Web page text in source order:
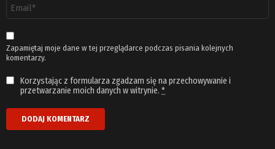
email
*
Zapamiętaj moje dane w tej przeglądarce podczas pisania kolejnych
komentarzy.
Korzystając z formularza zgadzam się na przechowywanie i
przetwarzanie moich danych w witrynie. *